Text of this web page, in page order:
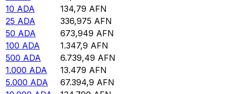
10 ADA 134,79 AFN
25 ADA 336,975 AFN
50 ADA 673,949 AFN
100 ADA 1.347,9 AFN
500 ADA 6.739,49 AFN
1.000 ADA 13.479 AFN
5.000 ADA 67.394,9 AFN